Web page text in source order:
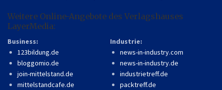
Weitere Online-Angebote des Verlagshauses
LayerMedia:
Business:
123bildung.de
bloggomio.de
join-mittelstand.de
mittelstandcafe.de
Industrie:
news-in-industry.com
news-in-industry.de
industrietreff.de
packtreff.de